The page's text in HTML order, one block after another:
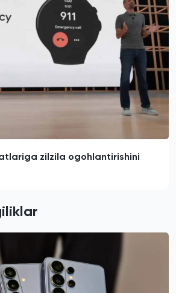
zilzila ogohlantirishini